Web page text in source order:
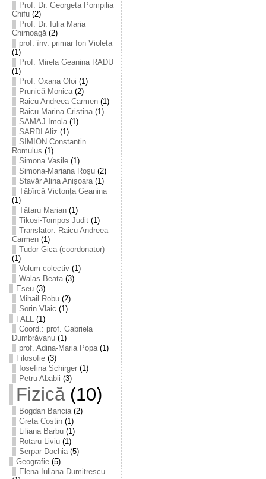
Prof. Dr. Georgeta Pompilia
Chifu(2)
Prof. Dr. Iulia Maria
Chirnoagă(2)
prof. înv. primar Ion Violeta
(1)
Prof. Mirela Geanina RADU
(1)
Prof. Oxana Oloi (1)
Prunică Monica(2)
Raicu Andreea Carmen(1)
Raicu Marina Cristina(1)
SAMAJ Imola(1)
SARDI Aliz (1)
SIMION Constantin
Romulus (1)
Simona Vasile(1)
Simona-Mariana Roşu(2)
Stavăr Alina Anișoara(1)
Tăbîrcă Victorița Geanina
(1)
Tătaru Marian(1)
Tikosi-Tompos Judit(1)
Translator: Raicu Andreea
Carmen(1)
Tudor Gica (coordonator)
(1)
Volum colectiv(1)
Walas Beata(3)
Eseu(3)
Mihail Robu(2)
Sorin Vlaic (1)
FALL(1)
Coord.: prof. Gabriela
Dumbrăvanu(1)
prof. Adina-Maria Popa(1)
Filosofie(3)
Iosefina Schirger(1)
Petru Ababii (3)
Fizică(10)
Bogdan Bancia(2)
Greta Costin(1)
Liliana Barbu(1)
Rotaru Liviu(1)
Serpar Dochia(5)
Geografie(5)
Elena-Iuliana Dumitrescu